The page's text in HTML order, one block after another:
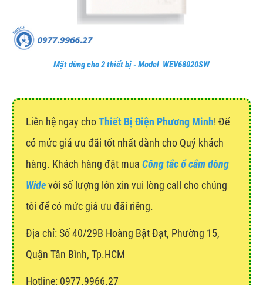
Mặt dùng cho 2 thiết bị - Model WEV68020SW
Liên hệ ngay choThiết Bị Điện Phương Minh! Để
có mức giá ưu đãi tốt nhất dành cho Quý khách
hàng. Khách hàng đặt mua Công tắc ổ cắm dòng
Widevới số lượng lớn xin vui lòng call cho chúng
tôi để có mức giá ưu đãi riêng.
Địa chỉ: Số 40/29B Hoàng Bật Đạt, Phường 15,
Quận Tân Bình, Tp.HCM
Hotline: 0977.9966.27